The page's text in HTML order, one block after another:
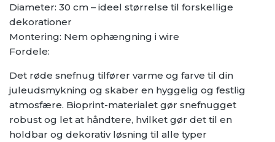
Diameter: 30 cm – ideel størrelse til forskellige
dekorationer
Montering: Nem ophængning i wire
Fordele:
Det røde snefnug tilfører varme og farve til din
juleudsmykning og skaber en hyggelig og festlig
atmosfære. Bioprint-materialet gør snefnugget
robust og let at håndtere, hvilket gør det til en
holdbar og dekorativ løsning til alle typer